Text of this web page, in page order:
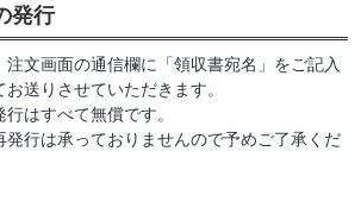
発行
注文画面の通信欄に「領収書宛名」をご記入
送りさせていただきます。
はすべて無償です。
発行は承っておりませんので予めご了承くだ